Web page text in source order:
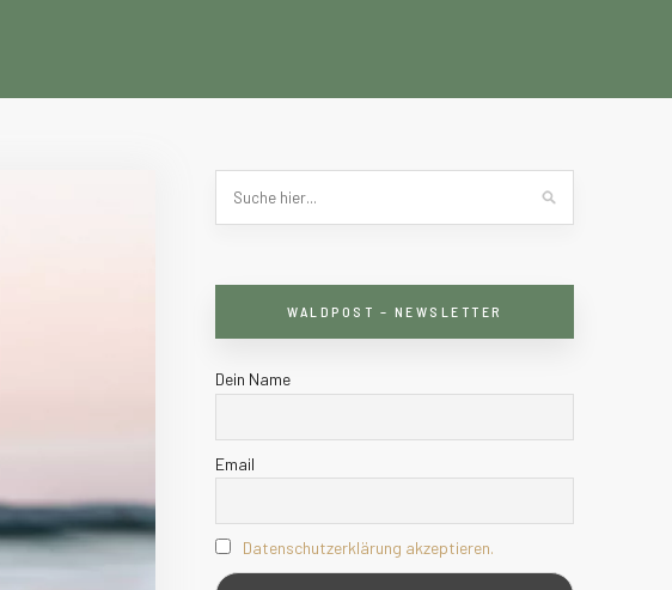
WALDPOST – NEWSLETTER
Dein Name
Email
Datenschutzerklärung akzeptieren.